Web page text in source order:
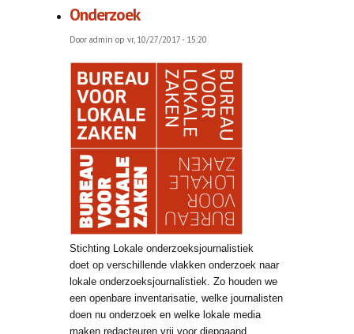
Onderzoek
Door admin op vr, 10/27/2017 - 15:20
Stichting Lokale onderzoeksjournalistiek
doet op verschillende vlakken onderzoek naar
lokale onderzoeksjournalistiek. Zo houden we
een openbare inventarisatie, welke journalisten
doen nu onderzoek en welke lokale media
maken redacteuren vrij voor diepgaand